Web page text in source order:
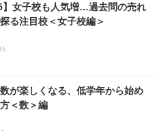
】女子校も人気増…過去問の売れ
る注目校＜女子校編＞
数が楽しくなる、低学年から始め
＜数＞編